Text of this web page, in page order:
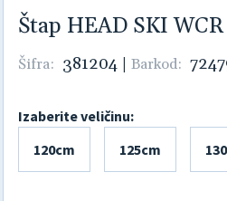
Štap HEAD SKI
Šifra: 381204 | Barkod:
Izaberite veličinu:
120cm
125cm